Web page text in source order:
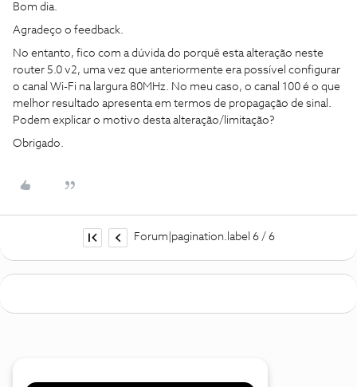
Bom dia.
Agradeço o feedback.
No entanto, fico com a dúvida do porquê esta alteração neste
router 5.0 v2, uma vez que anteriormente era possível configurar
o canal Wi-Fi na largura 80MHz. No meu caso, o canal 100 é o que
melhor resultado apresenta em termos de propagação de sinal.
Podem explicar o motivo desta alteração/limitação?
Obrigado.
Forum|pagination.label 6 / 6